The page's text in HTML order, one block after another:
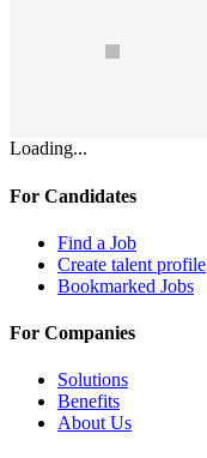
Loading...
For Candidates
Find a Job
Create talent profile
Bookmarked Jobs
For Companies
Solutions
Benefits
About Us